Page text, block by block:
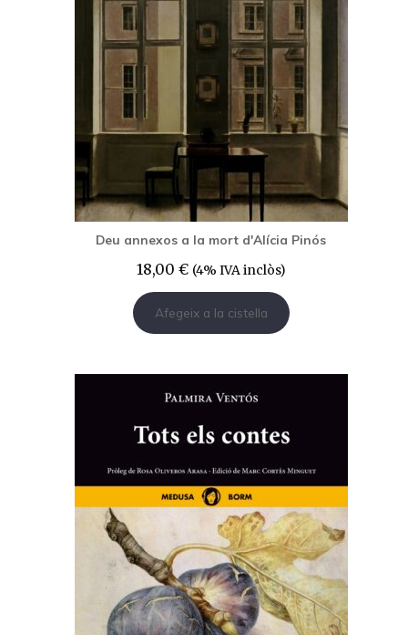
Deu annexos a la mort d'Alícia Pinós
18,00 € (4% IVA inclòs)
Afegeix a la cistella